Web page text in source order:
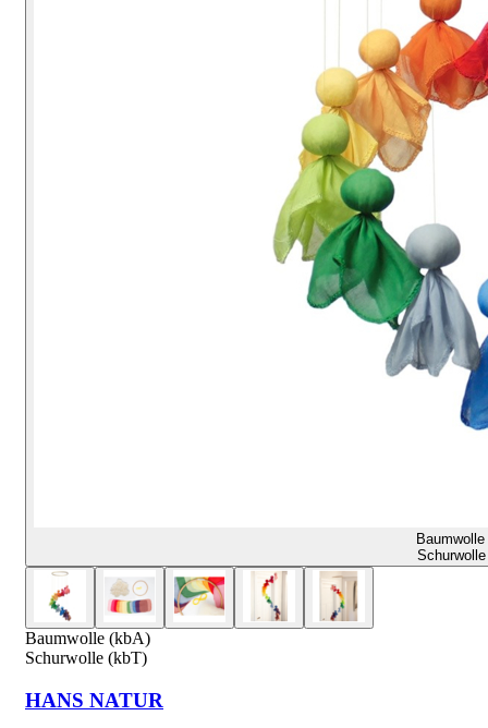
Baumwolle (kbA)
Schurwolle (kbT)
HANS NATUR